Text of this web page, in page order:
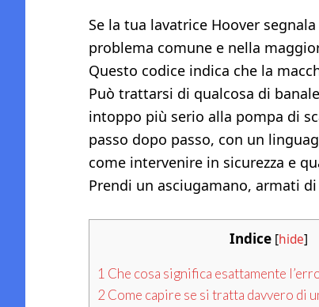
Se la tua lavatrice Hoover
problema comune e nella
Questo codice indica che la
Può trattarsi di qualcosa di
intoppo più serio alla pompa di
passo dopo passo, con un
come intervenire in sicurezza e
Prendi un asciugamano, armati
Indice [hide]
1 Che cosa significa esattamente
2 Come capire se si tratta davvero di